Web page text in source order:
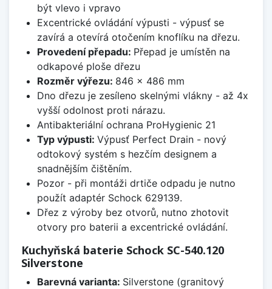
být vlevo i vpravo
Excentrické ovládání výpusti - výpusť se
zavírá a otevírá otočením knoflíku na dřezu.
Provedení přepadu: Přepad je umístěn na
odkapové ploše dřezu
Rozměr výřezu: 846 x 486 mm
Dno dřezu je zesíleno skelnými vlákny - až 4x
vyšší odolnost proti nárazu.
Antibakteriální ochrana ProHygienic 21
Typ výpusti: Výpusť Perfect Drain - nový
odtokový systém s hezčím designem a
snadnějším čištěním.
Pozor - při montáži drtiče odpadu je nutno
použít adaptér Schock 629139.
Dřez z výroby bez otvorů, nutno zhotovit
otvory pro baterii a excentrické ovládání.
Kuchyňská baterie Schock SC-540.120
Silverstone
Barevná varianta: Silverstone (granitový